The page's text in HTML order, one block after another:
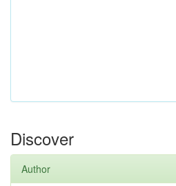
Discover
Author